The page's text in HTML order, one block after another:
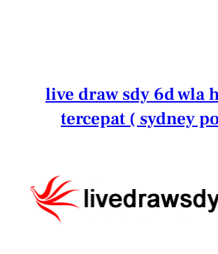
live draw sdy 6d wla
tercepat ( sydney